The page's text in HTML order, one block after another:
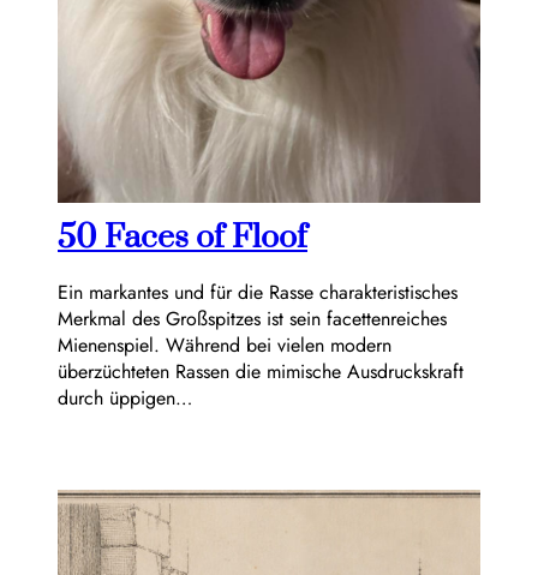
50 Faces of Floof
Ein markantes und für die Rasse charakteristisches
Merkmal des Großspitzes ist sein facettenreiches
Mienenspiel. Während bei vielen modern
überzüchteten Rassen die mimische Ausdruckskraft
durch üppigen…